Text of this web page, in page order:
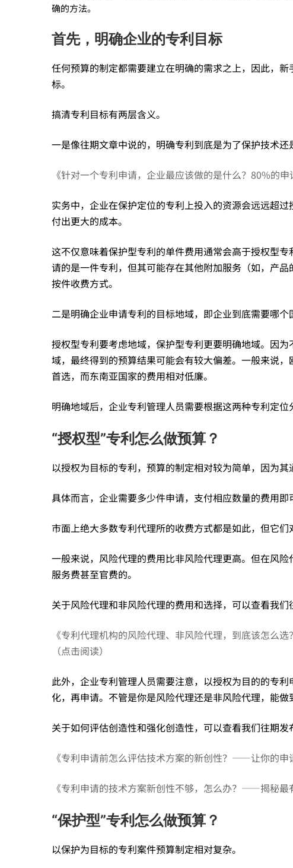
利
时，
怎
么
正
确
做
预
算？
——
你
还
停
留
在
按
件
计
费
的
认
确的方法。
首先，明确企业的专利目标
任何预算的制定都需要建立在明确的需求之上，因此，
标。
搞清专利目标有两层含义。
一是像往期文章中说的，明确专利到底是为了保护技术还
《针对一个专利申请，企业最应该做的是什么？80%的申
实务中，企业在保护定位的专利上投入的资源会远远超
付出更大的成本。
这不仅意味着保护型专利的单件费用通常会高于授权型
请的是一件专利，但其可能存在其他附加服务（如，产
按件收费方式。
二是明确企业申请专利的目标地域，即企业到底需要哪个
授权型专利要考虑地域，保护型专利更要明确地域。因
域，最终得到的预算结果可能会有较大偏差。一般来说
首选，而东南亚国家的费用相对低廉。
明确地域后，企业专利管理人员需要根据这两种专利定位
“授权型”专利怎么做预算？
以授权为目标的专利，预算的制定相对较为简单，因为其
具体而言，企业需要多少件申请，支付相应数量的费用即
市面上绝大多数专利代理所的收费方式都是如此，但它们
一般来说，风险代理的费用比非风险代理更高。但在风
服务费甚至官费的。
关于风险代理和非风险代理的费用和选择，可以查看我们
《专利代理机构的风险代理、非风险代理，到底该怎
（点击阅读）
此外，企业专利管理人员需要注意，以授权为目的的专
化，再申请。不管是你是风险代理还是非风险代理，能做
关于如何评估创造性和强化创造性，可以查看我们往期发
《专利申请前怎么评估技术方案的新创性？——让你的申
《专利申请的技术方案新创性不够，怎么办？——揭秘最
“保护型”专利怎么做预算？
以保护为目标的专利案件预算制定相对复杂。